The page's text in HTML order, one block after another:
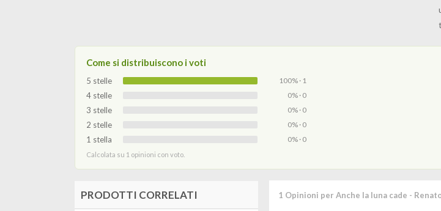
Come si distribuiscono i voti
5 stelle 100% · 1
4 stelle 0% · 0
3 stelle 0% · 0
2 stelle 0% · 0
1 stella 0% · 0
Calcolata su 1 opinioni con voto.
1 Opinioni per Anche la luna cade -
PRODOTTI CORRELATI